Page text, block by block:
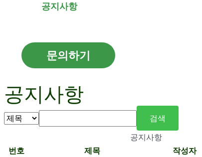
공지사항
문의하기
공지사항
검색
공지사항
번호
제목 작성자